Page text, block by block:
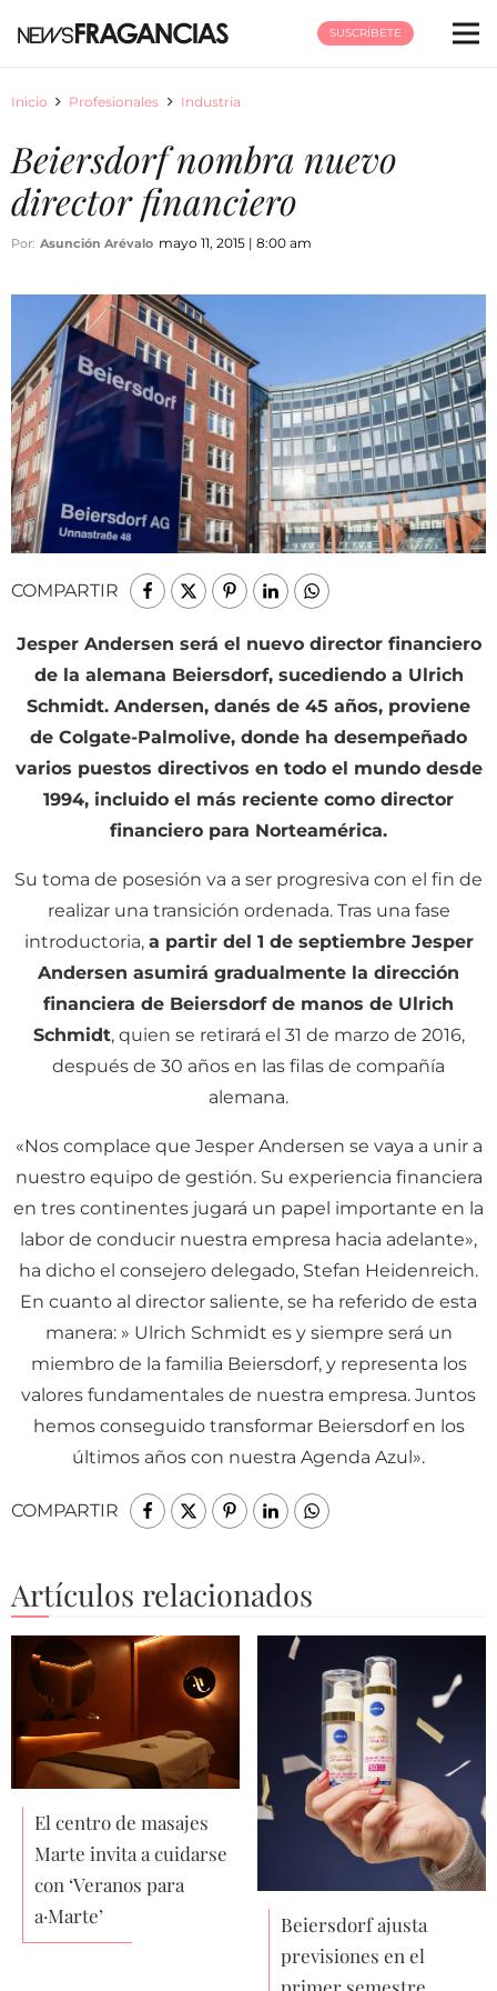
SUSCRÍBETE
Inicio Profesionales Industria
Beiersdorf nombra nuevo
director financiero
Por: Asunción Arévalo mayo 11, 2015 | 8:00 am
COMPARTIR
Jesper Andersen será el nuevo director financiero
de la alemana Beiersdorf, sucediendo a Ulrich
Schmidt. Andersen, danés de 45 años, proviene
de Colgate-Palmolive, donde ha desempeñado
varios puestos directivos en todo el mundo desde
1994, incluido el más reciente como director
financiero para Norteamérica.
Su toma de posesión va a ser progresiva con el fin de
realizar una transición ordenada. Tras una fase
introductoria, a partir del 1 de septiembre Jesper
Andersen asumirá gradualmente la dirección
financiera de Beiersdorf de manos de Ulrich
Schmidt, quien se retirará el 31 de marzo de 2016,
después de 30 años en las filas de compañía
alemana.
«Nos complace que Jesper Andersen se vaya a unir a
nuestro equipo de gestión. Su experiencia financiera
en tres continentes jugará un papel importante en la
labor de conducir nuestra empresa hacia adelante»,
ha dicho el consejero delegado, Stefan Heidenreich.
En cuanto al director saliente, se ha referido de esta
manera: » Ulrich Schmidt es y siempre será un
miembro de la familia Beiersdorf, y representa los
valores fundamentales de nuestra empresa. Juntos
hemos conseguido transformar Beiersdorf en los
últimos años con nuestra Agenda Azul».
COMPARTIR
Artículos relacionados
El centro de masajes
Marte invita a cuidarse
con ‘Veranos para
a·Marte’
Beiersdorf ajusta
previsiones en el